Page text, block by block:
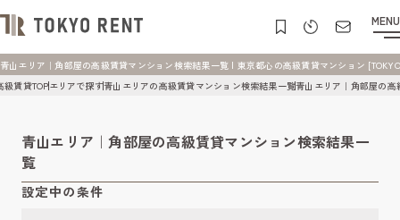
MENU
青山エリア｜角部屋の高級賃貸マンション検索結果一覧 | 東京都心の高級賃貸マンション
級賃貸TOPエリアで探す青山エリアの高級賃貸マンション検索結果一覧青山エリア｜角部屋の
青山エリア｜角部屋の高級賃貸マンション検索結果一
覧
設定中の条件